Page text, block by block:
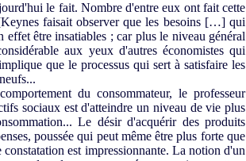
le fait. Nombre d'entre eux ont fait cette
faisait observer que les besoins […] qui
effet être insatiables ; car plus le niveau général
aux yeux d'autres économistes qui
que le processus qui sert à satisfaire les
du consommateur, le professeur
sociaux est d'atteindre un niveau de vie plus
Le désir d'acquérir des produits
poussée qui peut même être plus forte que
constatation est impressionnante. La notion d'un